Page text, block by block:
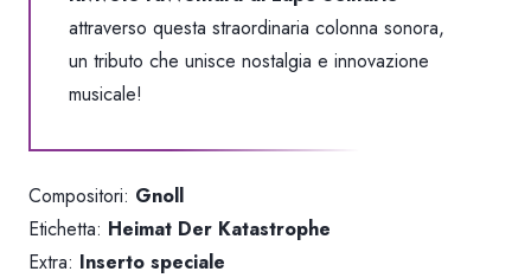
attraverso questa straordinaria colonna sonora,
un tributo che unisce nostalgia e innovazione
musicale!
Compositori: Gnoll
Etichetta: Heimat Der Katastrophe
Extra: Inserto speciale